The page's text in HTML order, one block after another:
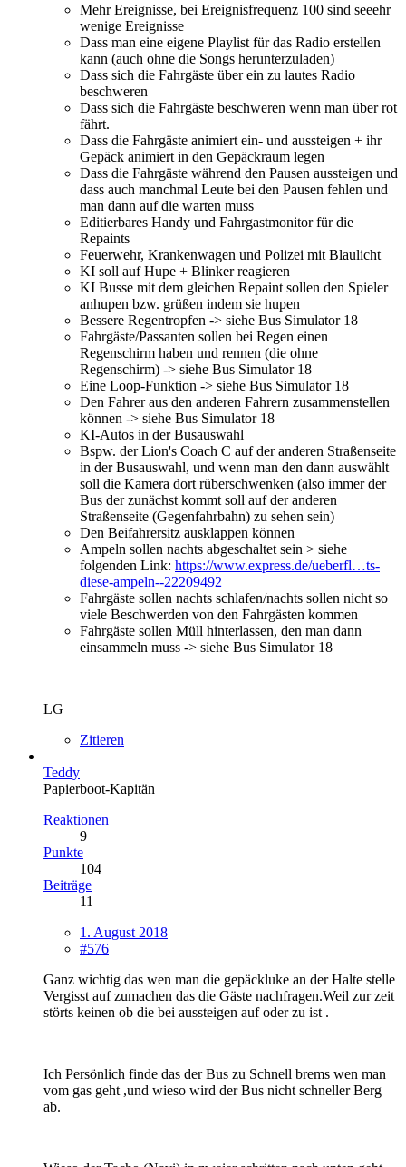
Mehr Ereignisse, bei Ereignisfrequenz 100 sind seeehr
wenige Ereignisse
Dass man eine eigene Playlist für das Radio erstellen
kann (auch ohne die Songs herunterzuladen)
Dass sich die Fahrgäste über ein zu lautes Radio
beschweren
Dass sich die Fahrgäste beschweren wenn man über rot
fährt.
Dass die Fahrgäste animiert ein- und aussteigen + ihr
Gepäck animiert in den Gepäckraum legen
Dass die Fahrgäste während den Pausen aussteigen und
dass auch manchmal Leute bei den Pausen fehlen und
man dann auf die warten muss
Editierbares Handy und Fahrgastmonitor für die
Repaints
Feuerwehr, Krankenwagen und Polizei mit Blaulicht
KI soll auf Hupe + Blinker reagieren
KI Busse mit dem gleichen Repaint sollen den Spieler
anhupen bzw. grüßen indem sie hupen
Bessere Regentropfen -> siehe Bus Simulator 18
Fahrgäste/Passanten sollen bei Regen einen
Regenschirm haben und rennen (die ohne
Regenschirm) -> siehe Bus Simulator 18
Eine Loop-Funktion -> siehe Bus Simulator 18
Den Fahrer aus den anderen Fahrern zusammenstellen
können -> siehe Bus Simulator 18
KI-Autos in der Busauswahl
Bspw. der Lion's Coach C auf der anderen Straßenseite
in der Busauswahl, und wenn man den dann auswählt
soll die Kamera dort rüberschwenken (also immer der
Bus der zunächst kommt soll auf der anderen
Straßenseite (Gegenfahrbahn) zu sehen sein)
Den Beifahrersitz ausklappen können
Ampeln sollen nachts abgeschaltet sein > siehe
folgenden Link: https://www.express.de/ueberfl…ts-
diese-ampeln--22209492
Fahrgäste sollen nachts schlafen/nachts sollen nicht so
viele Beschwerden von den Fahrgästen kommen
Fahrgäste sollen Müll hinterlassen, den man dann
einsammeln muss -> siehe Bus Simulator 18
LG
Zitieren
Teddy
Papierboot-Kapitän
Reaktionen
9
Punkte
104
Beiträge
11
1. August 2018
#576
Ganz wichtig das wen man die gepäckluke an der Halte stelle
Vergisst auf zumachen das die Gäste nachfragen.Weil zur zeit
störts keinen ob die bei aussteigen auf oder zu ist .
Ich Persönlich finde das der Bus zu Schnell brems wen man
vom gas geht ,und wieso wird der Bus nicht schneller Berg
ab.